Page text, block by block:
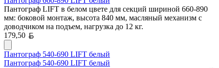
Пантограф LIFT в белом цвете для секций шириной 660-890
мм: боковой монтаж, высота 840 мм, масляный механизм с
доводчиком на подъем, нагрузка до 12 кг.
179,50
Пантограф 540-690 LIFT белый
Пантограф 540-690 LIFT белый